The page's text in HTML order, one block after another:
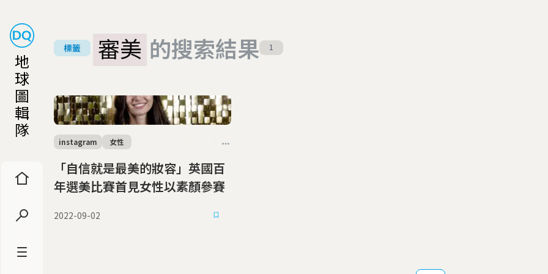
地
球
圖
輯
隊
標籤 審美 的搜索結果 1
「自信就是最美的妝容」英國百
年選美比賽首見女性以素顏參賽
instagram 女性
2022-09-02